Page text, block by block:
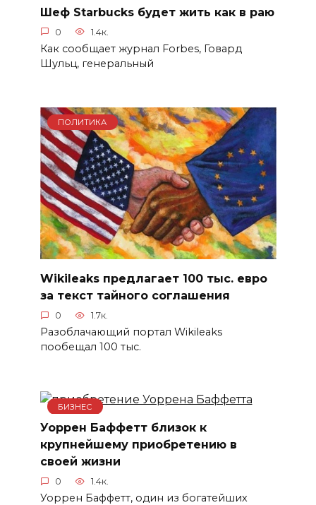
Шеф Starbucks будет жить как в раю
0 1.4к.
Как сообщает журнал Forbes, Говард
Шульц, генеральный
ПОЛИТИКА
Wikileaks предлагает 100 тыс. евро
за текст тайного соглашения
0 1.7к.
Разоблачающий портал Wikileaks
пообещал 100 тыс.
БИЗНЕС
Уоррен Баффетт близок к
крупнейшему приобретению в
своей жизни
0 1.4к.
Уоррен Баффетт, один из богатейших